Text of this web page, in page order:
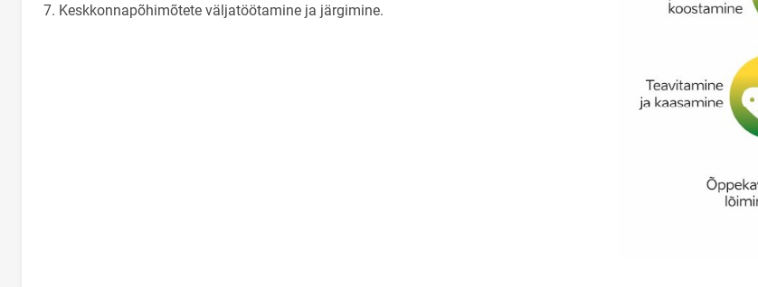
7. Keskkonnapõhimõtete väljatöötamine ja järgimine.